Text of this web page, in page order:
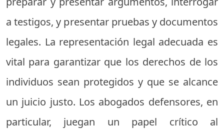
a testigos, y presentar pruebas y documentos
legales. La representación legal adecuada es
vital para garantizar que los derechos de los
individuos sean protegidos y que se alcance
un juicio justo. Los abogados defensores, en
particular, juegan un papel crítico al